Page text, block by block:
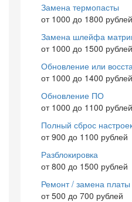
Замена термопасты
от 1000 до 1800 рублей
Замена шлейфа
от 1000 до 1500 рублей
Обновление или
от 1000 до 1400 рублей
Обновление ПО
от 1000 до 1100 рублей
Полный сброс
от 900 до 1100 рублей
Разблокировка
от 800 до 1500 рублей
Ремонт / замена платы
от 500 до 700 рублей